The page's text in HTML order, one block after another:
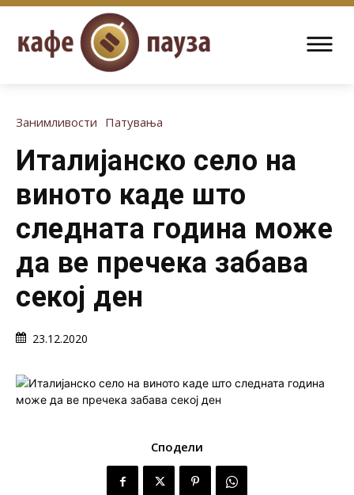
Занимливости Патувања
Италијанско село на
виното каде што
следната година може
да ве пречека забава
секој ден
23.12.2020
Сподели